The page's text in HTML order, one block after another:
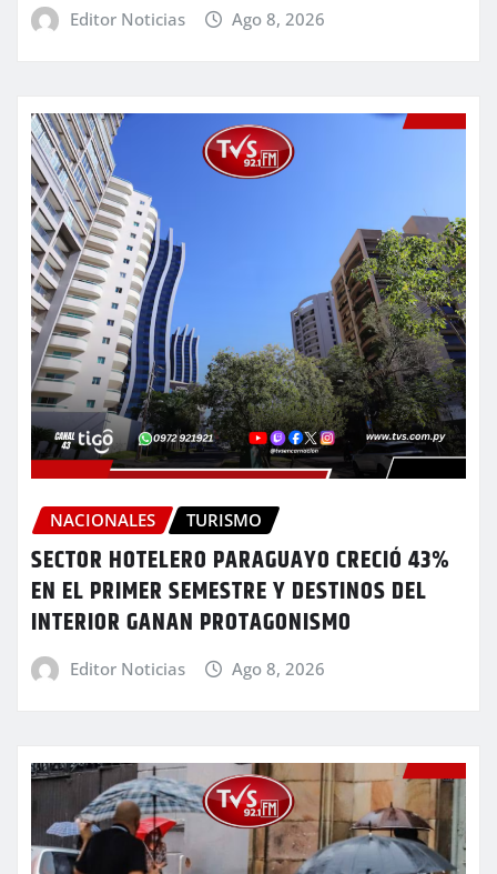
Editor Noticias Ago 8, 2026
NACIONALES TURISMO
SECTOR HOTELERO PARAGUAYO CRECIÓ 43%
EN EL PRIMER SEMESTRE Y DESTINOS DEL
INTERIOR GANAN PROTAGONISMO
Editor Noticias Ago 8, 2026